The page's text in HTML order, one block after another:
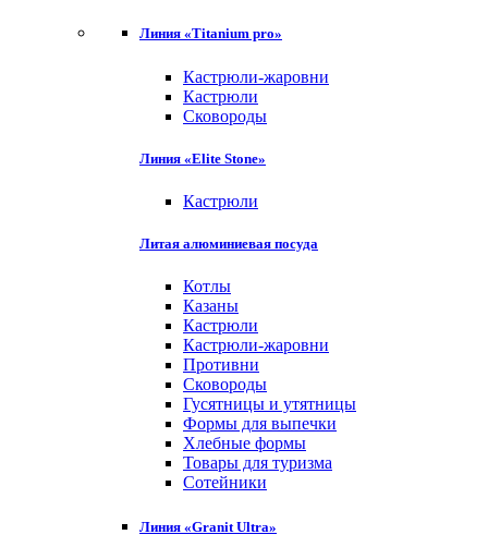
Линия «Titanium pro»
Кастрюли-жаровни
Кастрюли
Сковороды
Линия «Elite Stone»
Кастрюли
Литая алюминиевая посуда
Котлы
Казаны
Кастрюли
Кастрюли-жаровни
Противни
Сковороды
Гусятницы и утятницы
Формы для выпечки
Хлебные формы
Товары для туризма
Сотейники
Линия «Granit Ultra»